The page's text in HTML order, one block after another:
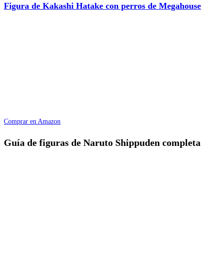
Figura de Kakashi Hatake con perros de Megahouse
Comprar en Amazon
Guía de figuras de Naruto Shippuden completa